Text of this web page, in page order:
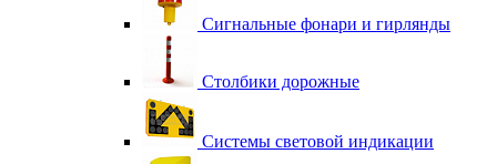
Сигнальные фонари и гирлянды
Столбики дорожные
Системы световой индикации